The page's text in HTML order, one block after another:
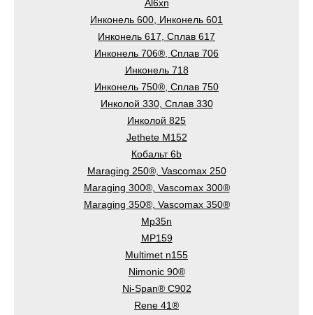
Al6xn
Инконель 600, Инконель 601
Инконель 617, Сплав 617
Инконель 706®, Сплав 706
Инконель 718
Инконель 750®, Сплав 750
Инколой 330, Сплав 330
Инколой 825
Jethete M152
Кобальт 6b
Maraging 250®, Vascomax 250
Maraging 300®, Vascomax 300®
Maraging 350®, Vascomax 350®
Mp35n
MP159
Multimet n155
Nimonic 90®
Ni-Span® C902
Rene 41®